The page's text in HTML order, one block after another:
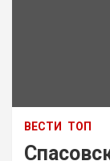
ВЕСТИ ТОП